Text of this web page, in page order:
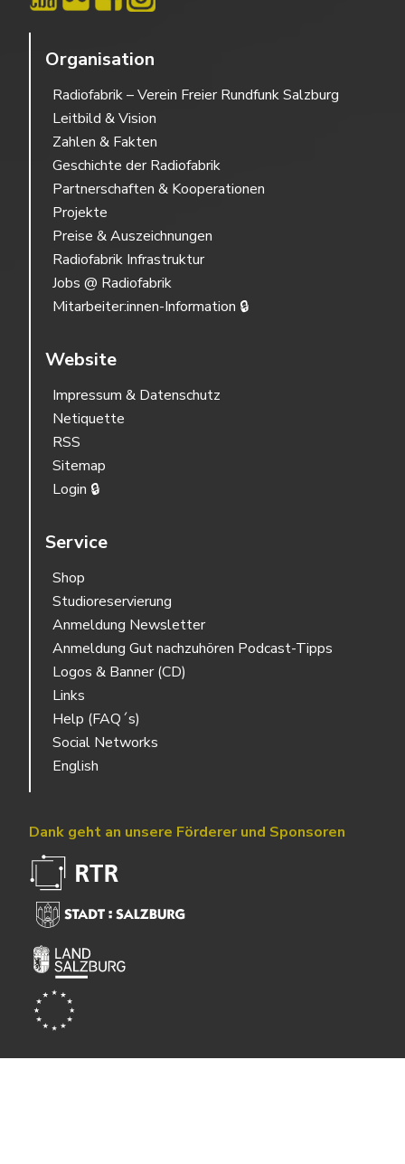
Organisation
Radiofabrik – Verein Freier Rundfunk Salzburg
Leitbild & Vision
Zahlen & Fakten
Geschichte der Radiofabrik
Partnerschaften & Kooperationen
Projekte
Preise & Auszeichnungen
Radiofabrik Infrastruktur
Jobs @ Radiofabrik
Mitarbeiter:innen-Information 🔒
Website
Impressum & Datenschutz
Netiquette
RSS
Sitemap
Login 🔒
Service
Shop
Studioreservierung
Anmeldung Newsletter
Anmeldung Gut nachzuhören Podcast-Tipps
Logos & Banner (CD)
Links
Help (FAQ´s)
Social Networks
English
Dank geht an unsere Förderer und Sponsoren